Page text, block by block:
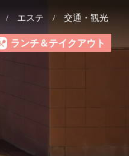
エステ 交通・観光
ランチ＆テイクアウト